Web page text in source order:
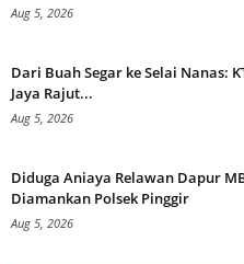
Aug 5, 2026
Dari Buah Segar ke Selai Nanas:
Jaya Rajut...
Aug 5, 2026
Diduga Aniaya Relawan Dapur
Diamankan Polsek Pinggir
Aug 5, 2026